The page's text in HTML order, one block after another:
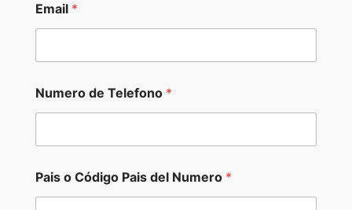
Email *
o
o
Numero de Telefono *
Pais o Código Pais del Numero *